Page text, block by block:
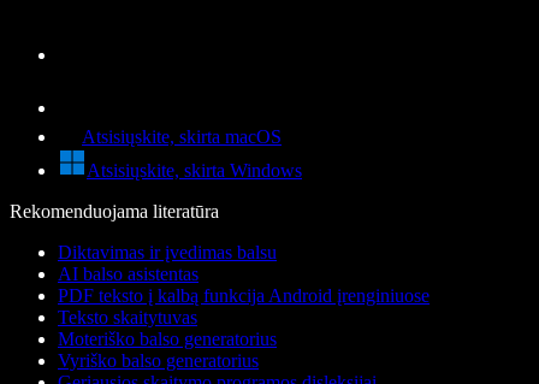
Atsisiųskite, skirta macOS
Atsisiųskite, skirta Windows
Rekomenduojama literatūra
Diktavimas ir įvedimas balsu
AI balso asistentas
PDF teksto į kalbą funkcija Android įrenginiuose
Teksto skaitytuvas
Moteriško balso generatorius
Vyriško balso generatorius